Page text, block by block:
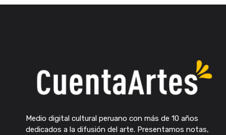
Medio digital cultural peruano con más de 10 años
dedicados a la difusión del arte. Presentamos notas,